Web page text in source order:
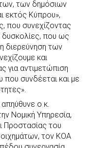
των δημόσιων
εκτός Κύπρου»,
που συνεχίζοντας
δυσκολίες, που ως
διερεύνηση των
και
για αντιμετώπιση
συνδέεται και με
ο κ.
Νομική Υπηρεσία,
Προστασίας του
τον ΚΟΑ